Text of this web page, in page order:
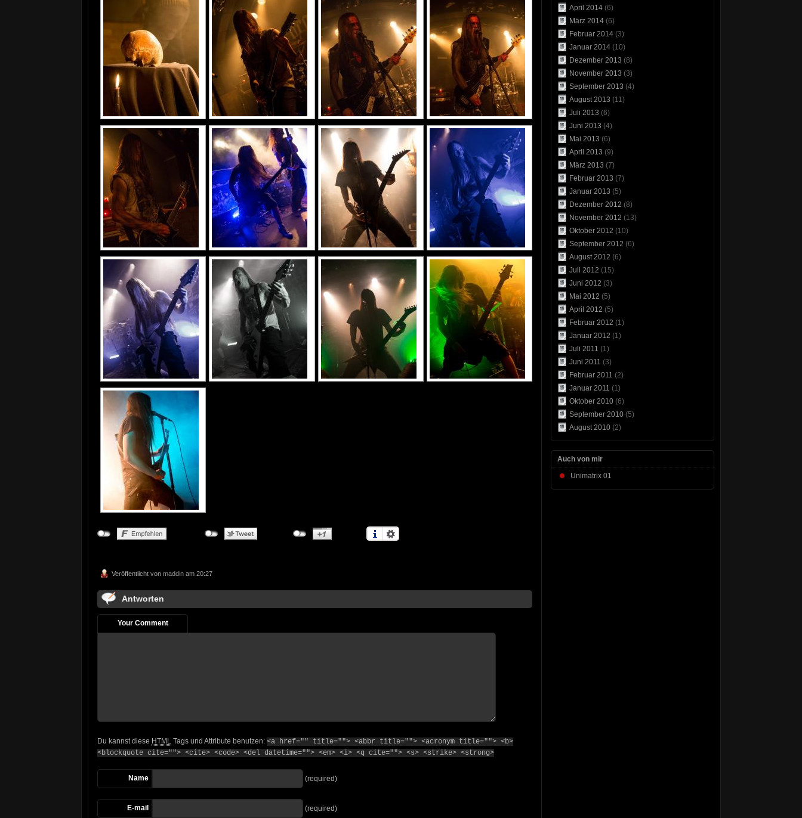
Veröffentlicht von maddin am 20:27
Antworten
Your Comment
Du kannst diese HTML Tags und Attribute benutzen: <a href="" title=""> <abbr title=""> <acronym title=""> <b>
<blockquote cite=""> <cite> <code> <del datetime=""> <em> <i> <q cite=""> <s> <strike> <strong>
Name (required)
E-mail (required)
April 2014 (6)
März 2014 (6)
Februar 2014 (3)
Januar 2014 (10)
Dezember 2013 (8)
November 2013 (3)
September 2013 (4)
August 2013 (11)
Juli 2013 (6)
Juni 2013 (4)
Mai 2013 (6)
April 2013 (9)
März 2013 (7)
Februar 2013 (7)
Januar 2013 (5)
Dezember 2012 (8)
November 2012 (13)
Oktober 2012 (10)
September 2012 (6)
August 2012 (6)
Juli 2012 (15)
Juni 2012 (3)
Mai 2012 (5)
April 2012 (5)
Februar 2012 (1)
Januar 2012 (1)
Juli 2011 (1)
Juni 2011 (3)
Februar 2011 (2)
Januar 2011 (1)
Oktober 2010 (6)
September 2010 (5)
August 2010 (2)
Auch von mir
Unimatrix 01